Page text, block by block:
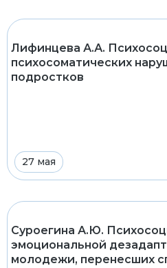
Лифинцева А.А.
психосоматических
подростков
27 мая
Суроегина А.Ю.
эмоциональной
молодежи, перенесших